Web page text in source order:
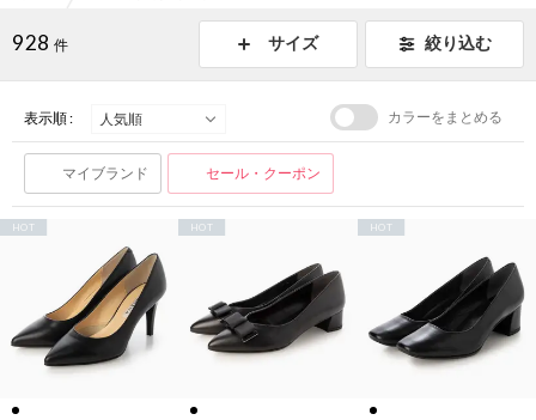
928 件 サイズ 絞り込む
表示順 : カラーをまとめる
マイブランド セール・クーポン
HOT HOT HOT